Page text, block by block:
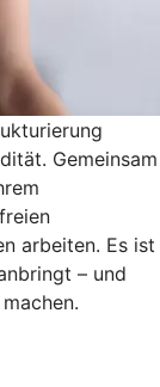
Gemeinsam
arbeiten. Es ist
– und